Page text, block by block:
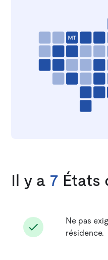
Il y a 7 États
Ne pas
résidence.